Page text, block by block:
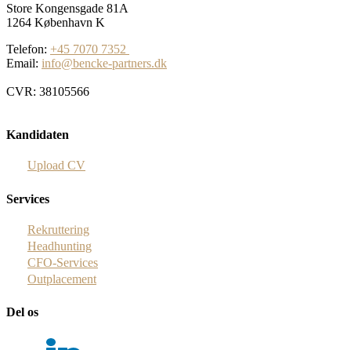
Store Kongensgade 81A
1264 København K
Telefon: +45 7070 7352
Email: info@bencke-partners.dk
CVR: 38105566
Kandidaten
Upload CV
Services
Rekruttering
Headhunting
CFO-Services
Outplacement
Del os